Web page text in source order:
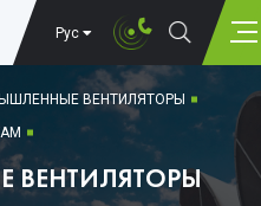
Рус
ВЕНТИЛЯТОРЫ
ВЕНТИЛЯТОРЫ